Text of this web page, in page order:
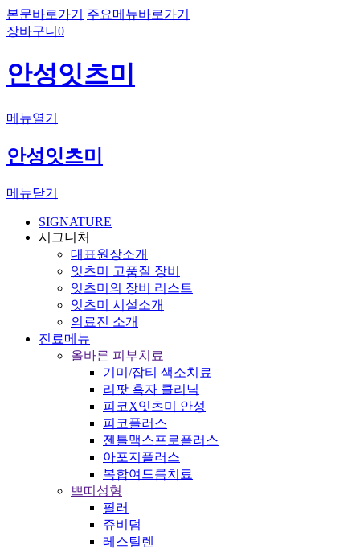
본문바로가기
주요메뉴바로가기
장바구니 0
안성잇츠미
메뉴열기
안성잇츠미
메뉴닫기
SIGNATURE
시그니처
대표원장소개
잇츠미 고품질 장비
잇츠미의 장비 리스트
잇츠미 시설소개
의료진 소개
진료메뉴
올바른 피부치료
기미/잡티 색소치료
리팟 흑자 클리닉
피코X잇츠미 안성
피코플러스
젠틀맥스프로플러스
아포지플러스
복합여드름치료
쁘띠성형
필러
쥬비덤
레스틸렌